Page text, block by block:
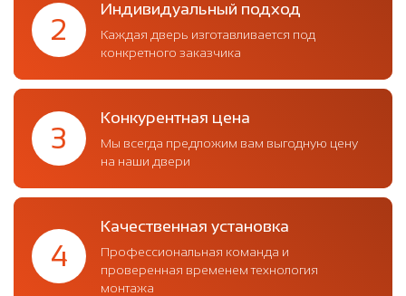
2
Индивидуальный подход
Каждая дверь изготавливается под
конкретного заказчика
3
Конкурентная цена
Мы всегда предложим вам выгодную цену
на наши двери
4
Качественная установка
Профессиональная команда и
проверенная временем технология
монтажа